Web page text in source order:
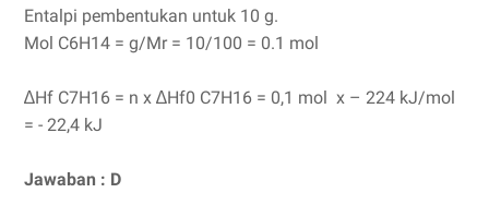
Entalpi pembentukan untuk 10 g.
Mol C6H14 = g/Mr = 10/100 = 0.1 mol
∆Hf C7H16 = n x ∆Hf0 C7H16 = 0,1 mol x – 224 kJ/mol
= - 22,4 kJ
Jawaban : D